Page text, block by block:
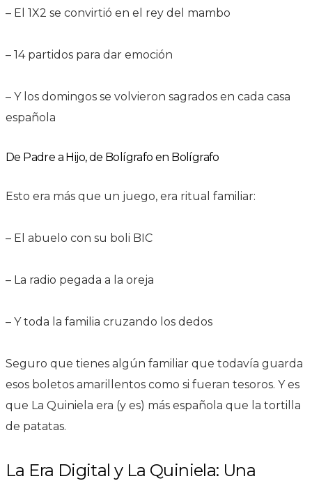
– El 1X2 se convirtió en el rey del mambo
– 14 partidos para dar emoción
– Y los domingos se volvieron sagrados en cada casa
española
De Padre a Hijo, de Bolígrafo en Bolígrafo
Esto era más que un juego, era ritual familiar:
– El abuelo con su boli BIC
– La radio pegada a la oreja
– Y toda la familia cruzando los dedos
Seguro que tienes algún familiar que todavía guarda
esos boletos amarillentos como si fueran tesoros. Y es
que La Quiniela era (y es) más española que la tortilla
de patatas.
La Era Digital y La Quiniela: Una